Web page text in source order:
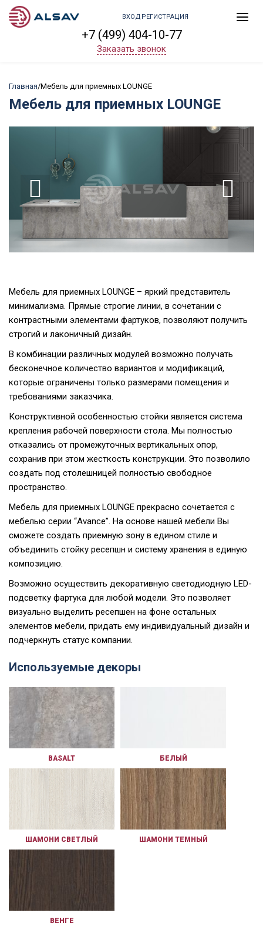
+7 (499) 404-10-77
Заказать звонок
ВХОД РЕГИСТРАЦИЯ
Главная/Мебель для приемных LOUNGE
Мебель для приемных LOUNGE
Мебель для приемных LOUNGE – яркий представитель
минимализма. Прямые строгие линии, в сочетании с
контрастными элементами фартуков, позволяют получить
строгий и лаконичный дизайн.
В комбинации различных модулей возможно получать
бесконечное количество вариантов и модификаций,
которые ограничены только размерами помещения и
требованиями заказчика.
Конструктивной особенностью стойки является система
крепления рабочей поверхности стола. Мы полностью
отказались от промежуточных вертикальных опор,
сохранив при этом жесткость конструкции. Это позволило
создать под столешницей полностью свободное
пространство.
Мебель для приемных LOUNGE прекрасно сочетается с
мебелью серии “Avance”. На основе нашей мебели Вы
сможете создать приемную зону в едином стиле и
объединить стойку ресепшн и систему хранения в единую
композицию.
Возможно осуществить декоративную светодиодную LED-
подсветку фартука для любой модели. Это позволяет
визуально выделить ресепшен на фоне остальных
элементов мебели, придать ему индивидуальный дизайн и
подчеркнуть статус компании.
Используемые декоры
BASALT БЕЛЫЙ
ШАМОНИ СВЕТЛЫЙ ШАМОНИ ТЕМНЫЙ
ВЕНГЕ